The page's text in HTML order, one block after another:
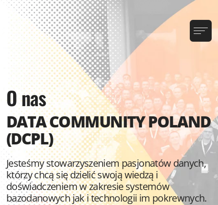
O nas
DATA COMMUNITY POLAND
(DCPL)
Jesteśmy stowarzyszeniem pasjonatów danych,
którzy chcą się dzielić swoją wiedzą i
doświadczeniem w zakresie systemów
bazodanowych jak i technologii im pokrewnych.